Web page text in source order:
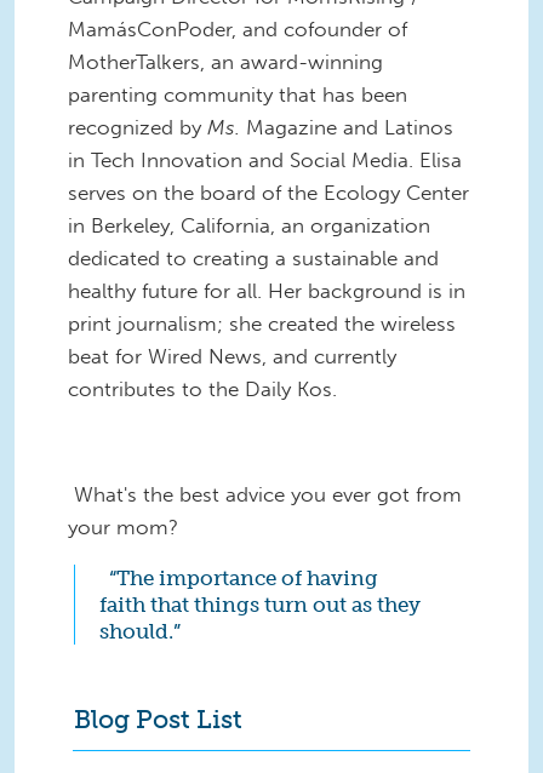
MamásConPoder, and cofounder of
MotherTalkers, an award-winning
parenting community that has been
recognized by Ms. Magazine and Latinos
in Tech Innovation and Social Media. Elisa
serves on the board of the Ecology Center
in Berkeley, California, an organization
dedicated to creating a sustainable and
healthy future for all. Her background is in
print journalism; she created the wireless
beat for Wired News, and currently
contributes to the Daily Kos.
What's the best advice you ever got from
your mom?
“The importance of having
faith that things turn out as they
should.”
Blog Post List